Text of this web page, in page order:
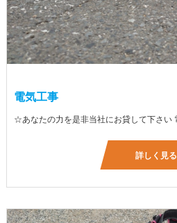
電気工事
詳しく見る